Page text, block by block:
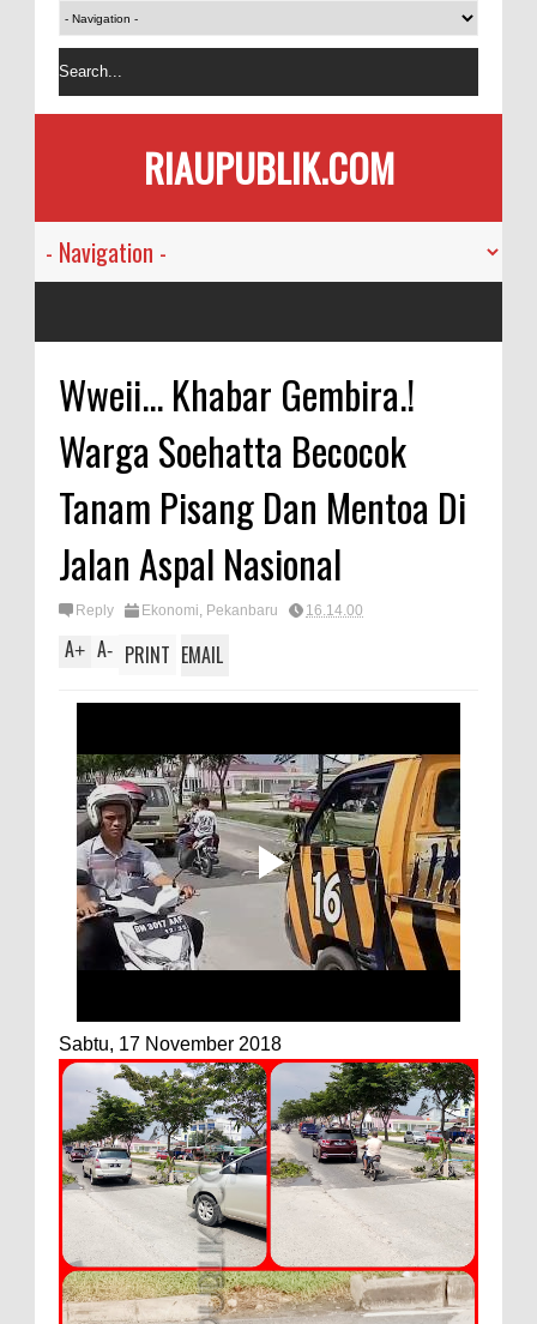
RIAUPUBLIK.COM
Wweii... Khabar Gembira.!
Warga Soehatta Becocok
Tanam Pisang Dan Mentoa Di
Jalan Aspal Nasional
Reply Ekonomi, Pekanbaru 16.14.00
A+ A- PRINT EMAIL
Sabtu, 17 November 2018